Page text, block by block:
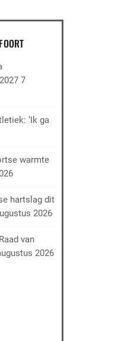
7
‘Ik ga
warmte
hartslag dit
2026
van
2026